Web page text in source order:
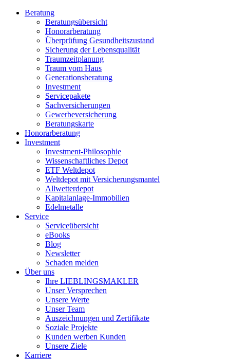
Beratung
Beratungsübersicht
Honorarberatung
Überprüfung Gesundheitszustand
Sicherung der Lebensqualität
Traumzeitplanung
Traum vom Haus
Generationsberatung
Investment
Servicepakete
Sachversicherungen
Gewerbeversicherung
Beratungskarte
Honorarberatung
Investment
Investment-Philosophie
Wissenschaftliches Depot
ETF Weltdepot
Weltdepot mit Versicherungsmantel
Allwetterdepot
Kapitalanlage-Immobilien
Edelmetalle
Service
Serviceübersicht
eBooks
Blog
Newsletter
Schaden melden
Über uns
Ihre LIEBLINGSMAKLER
Unser Versprechen
Unsere Werte
Unser Team
Auszeichnungen und Zertifikate
Soziale Projekte
Kunden werben Kunden
Unsere Ziele
Karriere